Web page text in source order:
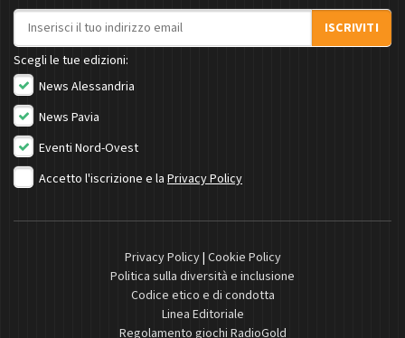
Indirizzo email
ISCRIVITI
Scegli le tue edizioni:
News Alessandria
News Pavia
Eventi Nord-Ovest
Accetto l'iscrizione e la Privacy Policy
Privacy Policy| Cookie Policy
Politica sulla diversità e inclusione
Codice etico e di condotta
Linea Editoriale
Regolamento giochi RadioGold